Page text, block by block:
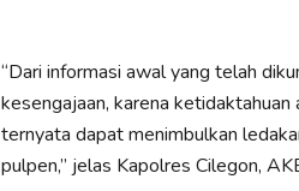
“Dari informasi awal yang telah
kesengajaan, karena
ternyata dapat menimbulkan
pulpen,” jelas Kapolres Cilegon,